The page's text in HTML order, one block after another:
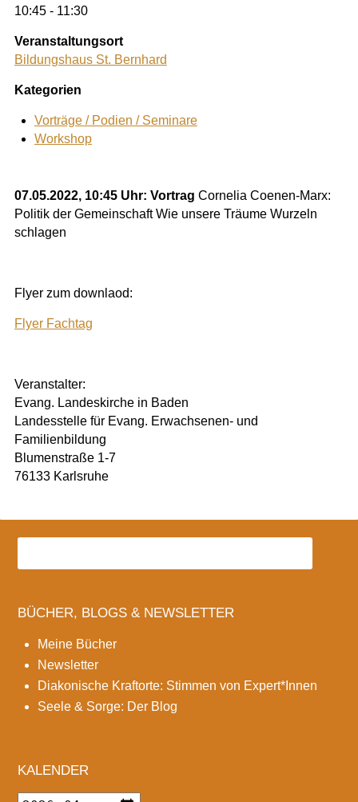
10:45 - 11:30
Veranstaltungsort
Bildungshaus St. Bernhard
Kategorien
Vorträge / Podien / Seminare
Workshop
07.05.2022, 10:45 Uhr: Vortrag Cornelia Coenen-Marx:
Politik der Gemeinschaft Wie unsere Träume Wurzeln
schlagen
Flyer zum downlaod:
Flyer Fachtag
Veranstalter:
Evang. Landeskirche in Baden
Landesstelle für Evang. Erwachsenen- und
Familienbildung
Blumenstraße 1-7
76133 Karlsruhe
BÜCHER, BLOGS & NEWSLETTER
Meine Bücher
Newsletter
Diakonische Kraftorte: Stimmen von Expert*Innen
Seele & Sorge: Der Blog
KALENDER